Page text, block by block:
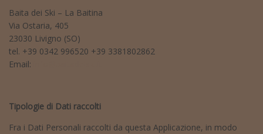
Baita dei Ski – La Baitina
Via Ostaria, 405
23030 Livigno (SO)
tel. +39 0342 996520 +39 3381802862
Email:
Tipologie di Dati raccolti
Fra i Dati Personali raccolti da questa Applicazione, in modo